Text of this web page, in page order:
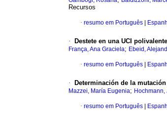
Recursos
· resumo em Português
· Destete en una UCI
França, Ana Graciela; Ebeid,
· resumo em Português
· Determinación de la
Mazzei, María Eugenia; Hochmann,
· resumo em Português